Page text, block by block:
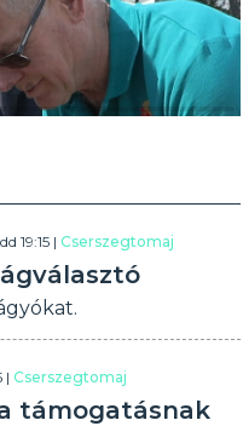
19:15 |Cserszegtomaj
|Cserszegtomaj
támogatásnak